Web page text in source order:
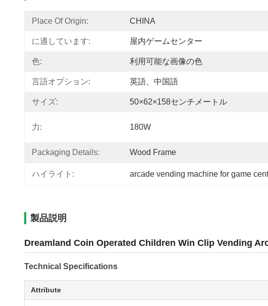
Place Of Origin: CHINA
に適しています: 屋内ゲームセンター
色: 利用可能な画像の色
言語オプション: 英語、中国語
サイズ: 50×62×158センチメートル
力: 180W
Packaging Details: Wood Frame
ハイライト: arcade vending machine for game
製品説明
Dreamland Coin Operated Children Win Clip Vending
Technical Specifications
Attribute